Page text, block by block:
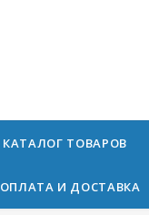
КАТАЛОГ ТОВАРОВ
ОПЛАТА И ДОСТАВКА